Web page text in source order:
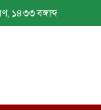
১৪৩৩ বঙ্গাব্দ